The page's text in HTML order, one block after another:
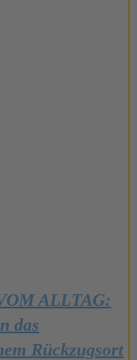
ALLTAG:
das
Rückzugsort